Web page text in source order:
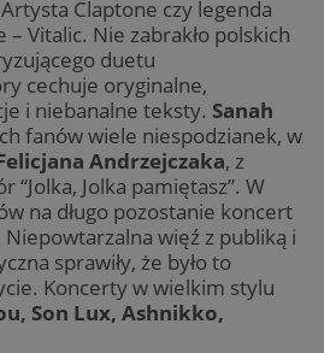
Claptone czy legenda
Vitalic. Nie zabrakło polskich
duetu
cechuje oryginalne,
i niebanalne teksty. Sanah
fanów wiele niespodzianek, w
Andrzejczaka, z
“Jolka, Jolka pamiętasz”. W
na długo pozostanie koncert
Niepowtarzalna więź z publiką i
sprawiły, że było to
Koncerty w wielkim stylu
Son Lux, Ashnikko,